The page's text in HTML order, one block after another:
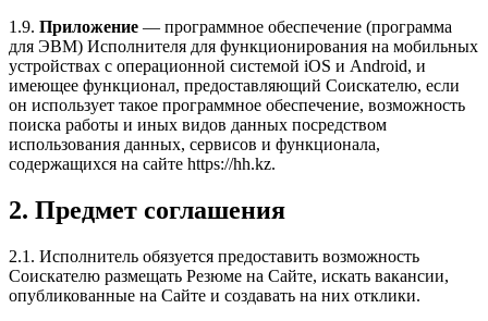
1.9. Приложение — программное обеспечение (программа
для ЭВМ) Исполнителя для функционирования на мобильных
устройствах с операционной системой iOS и Android, и
имеющее функционал, предоставляющий Соискателю, если
он использует такое программное обеспечение, возможность
поиска работы и иных видов данных посредством
использования данных, сервисов и функционала,
содержащихся на сайте https://hh.kz.
2. Предмет соглашения
2.1. Исполнитель обязуется предоставить возможность
Соискателю размещать Резюме на Сайте, искать вакансии,
опубликованные на Сайте и создавать на них отклики.